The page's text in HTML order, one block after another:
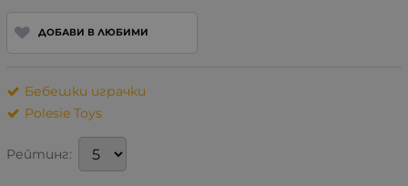
ДОБАВИ В ЛЮБИМИ
Бебешки играчки
Polesie Toys
Рейтинг: